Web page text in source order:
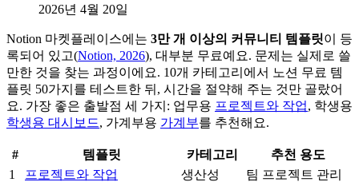
2026년 4월 20일
Notion 마켓플레이스에는 3만 개 이상의 커뮤니티 템플릿이 등
록되어 있고(Notion, 2026), 대부분 무료예요. 문제는 실제로 쓸
만한 것을 찾는 과정이에요. 10개 카테고리에서 노션 무료 템
플릿 50가지를 테스트한 뒤, 시간을 절약해 주는 것만 골랐어
요. 가장 좋은 출발점 세 가지: 업무용 프로젝트와 작업, 학생용
학생용 대시보드, 가계부용 가계부를 추천해요.
# 템플릿 카테고리
추천 용도
1
프로젝트와 작업 생산성
팀 프로젝트 관리